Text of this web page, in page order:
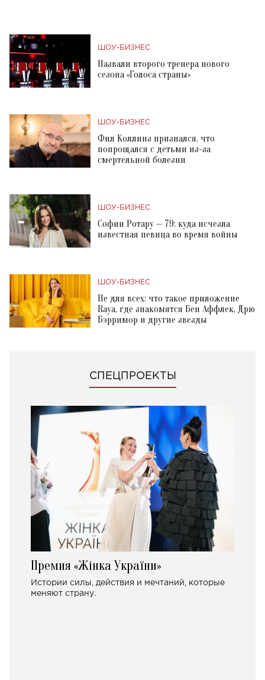
ШОУ-БИЗНЕС
Назвали второго тренера нового
сезона «Голоса страны»
ШОУ-БИЗНЕС
Фил Коллинз признался, что
попрощался с детьми из-за
смертельной болезни
ШОУ-БИЗНЕС
Софии Ротару — 79: куда исчезла
известная певица во время войны
ШОУ-БИЗНЕС
Не для всех: что такое приложение
Raya, где знакомятся Бен Аффлек, Дрю
Бэрримор и другие звезды
СПЕЦПРОЕКТЫ
Премия «Жінка України»
Истории силы, действия и мечтаний, которые
меняют страну.